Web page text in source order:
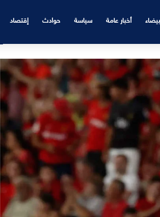
أخبار عامة سياسة حوادث إقتصاد